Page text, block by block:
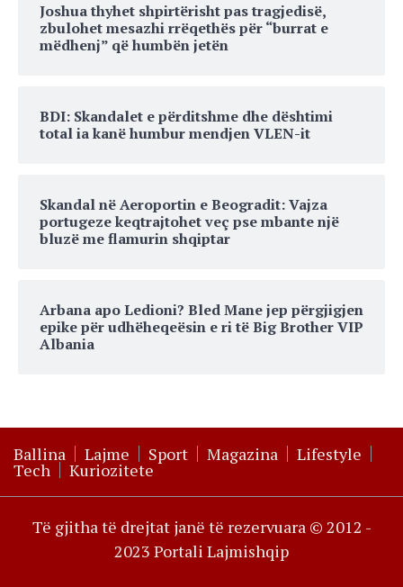
Joshua thyhet shpirtërisht pas tragjedisë,
zbulohet mesazhi rrëqethës për “burrat e
mëdhenj” që humbën jetën
BDI: Skandalet e përditshme dhe dështimi
total ia kanë humbur mendjen VLEN-it
Skandal në Aeroportin e Beogradit: Vajza
portugeze keqtrajtohet veç pse mbante një
bluzë me flamurin shqiptar
Arbana apo Ledioni? Bled Mane jep përgjigjen
epike për udhëheqeësin e ri të Big Brother VIP
Albania
Ballina Lajme Sport Magazina Lifestyle
Tech Kuriozitete
Të gjitha të drejtat janë të rezervuara © 2012 -
2023 Portali Lajmishqip